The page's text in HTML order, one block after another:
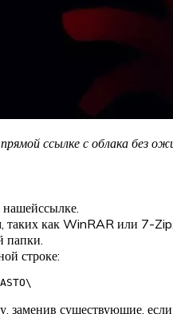
ссылке с облака без
таких как WinRAR или 7-Zip.
папки.
строке:
заменив существующие, если